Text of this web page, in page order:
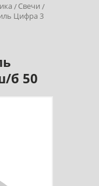
Свечи
Цифра 3
б 50